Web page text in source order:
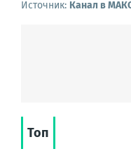
Источник: Канал в
Топ